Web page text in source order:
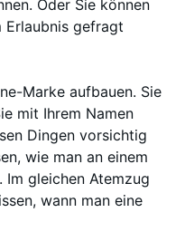
Oder Sie können
Erlaubnis gefragt
Marke aufbauen. Sie
mit Ihrem Namen
Dingen vorsichtig
wie man an einem
gleichen Atemzug
wann man eine